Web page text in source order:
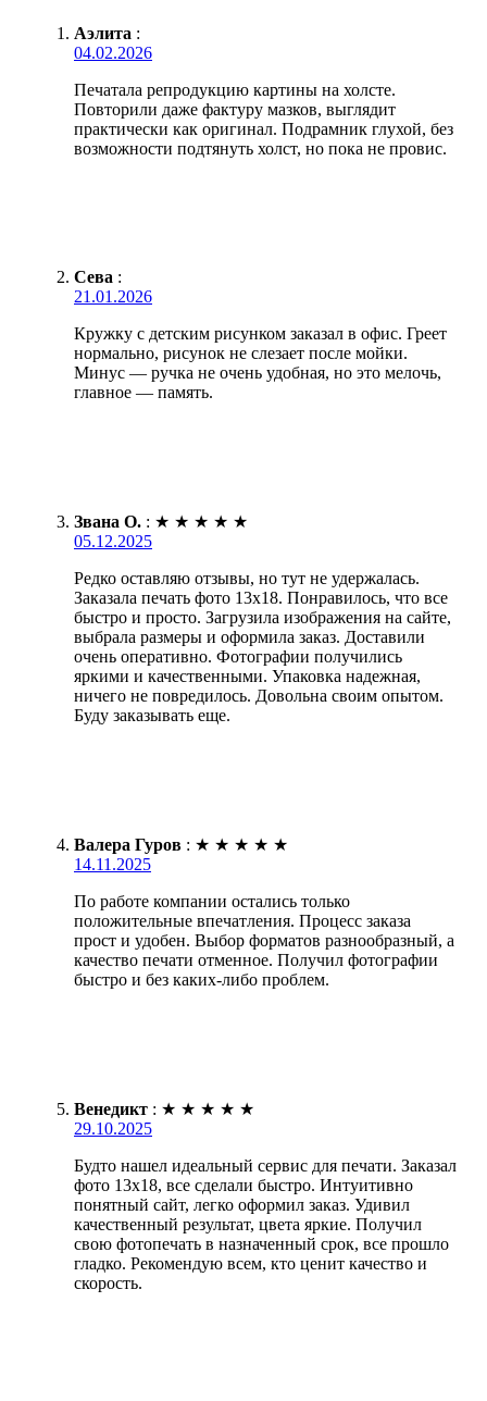
Аэлита :
04.02.2026
Печатала репродукцию картины на холсте.
Повторили даже фактуру мазков, выглядит
практически как оригинал. Подрамник глухой, без
возможности подтянуть холст, но пока не провис.
Сева :
21.01.2026
Кружку с детским рисунком заказал в офис. Греет
нормально, рисунок не слезает после мойки.
Минус — ручка не очень удобная, но это мелочь,
главное — память.
Звана О. : ★ ★ ★ ★ ★
05.12.2025
Редко оставляю отзывы, но тут не удержалась.
Заказала печать фото 13х18. Понравилось, что все
быстро и просто. Загрузила изображения на сайте,
выбрала размеры и оформила заказ. Доставили
очень оперативно. Фотографии получились
яркими и качественными. Упаковка надежная,
ничего не повредилось. Довольна своим опытом.
Буду заказывать еще.
Валера Гуров : ★ ★ ★ ★ ★
14.11.2025
По работе компании остались только
положительные впечатления. Процесс заказа
прост и удобен. Выбор форматов разнообразный, а
качество печати отменное. Получил фотографии
быстро и без каких-либо проблем.
Венедикт : ★ ★ ★ ★ ★
29.10.2025
Будто нашел идеальный сервис для печати. Заказал
фото 13х18, все сделали быстро. Интуитивно
понятный сайт, легко оформил заказ. Удивил
качественный результат, цвета яркие. Получил
свою фотопечать в назначенный срок, все прошло
гладко. Рекомендую всем, кто ценит качество и
скорость.